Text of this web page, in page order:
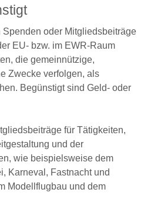
oder Mitgliedsbeiträge
EU- bzw. im EWR-Raum
die gemeinnützige,
Zwecke verfolgen, als
Begünstigt sind Geld- oder
für Tätigkeiten,
und der
wie beispielsweise dem
Karneval, Fastnacht und
Modellflugbau und dem